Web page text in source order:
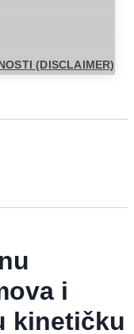
(DISCLAIMER)
i
kinetičku